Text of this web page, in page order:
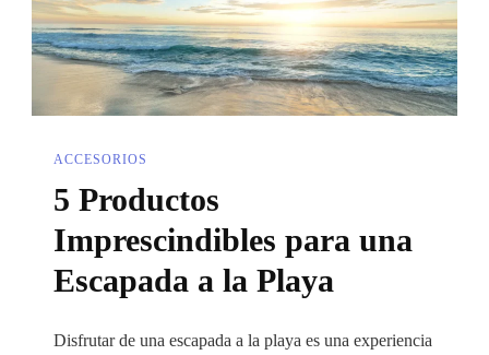
ACCESORIOS
5 Productos
Imprescindibles para una
Escapada a la Playa
Disfrutar de una escapada a la playa es una experiencia